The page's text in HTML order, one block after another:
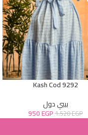
Kash Cod 9292
بيبي دول
1.520EGP
950EGP